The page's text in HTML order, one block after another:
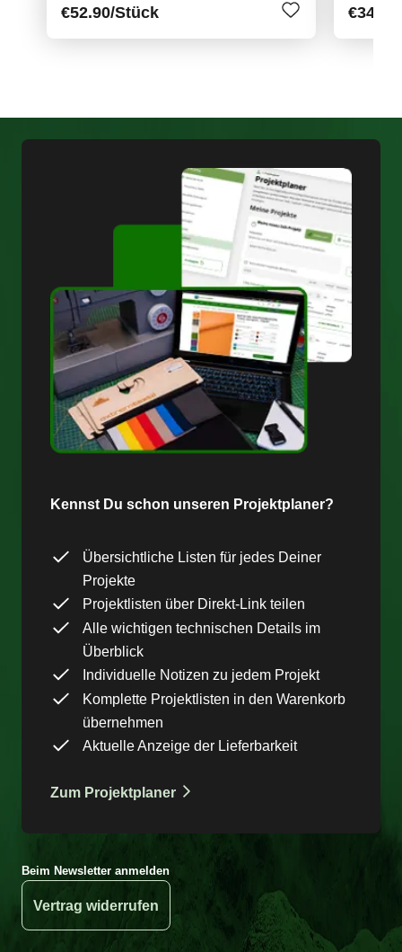
€52.90/Stück €34.90
Kennst Du schon unseren Projektplaner?
Übersichtliche Listen für jedes Deiner
Projekte
Projektlisten über Direkt-Link teilen
Alle wichtigen technischen Details im
Überblick
Individuelle Notizen zu jedem Projekt
Komplette Projektlisten in den Warenkorb
übernehmen
Aktuelle Anzeige der Lieferbarkeit
Zum Projektplaner
Beim Newsletter anmelden
Vertrag widerrufen